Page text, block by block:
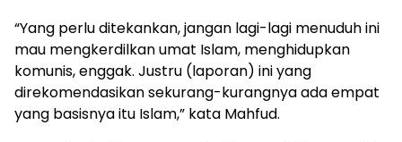
“Yang perlu ditekankan, jangan lagi-lagi menuduh ini
mau mengkerdilkan umat Islam, menghidupkan
komunis, enggak. Justru (laporan) ini yang
direkomendasikan sekurang-kurangnya ada empat
yang basisnya itu Islam,” kata Mahfud.